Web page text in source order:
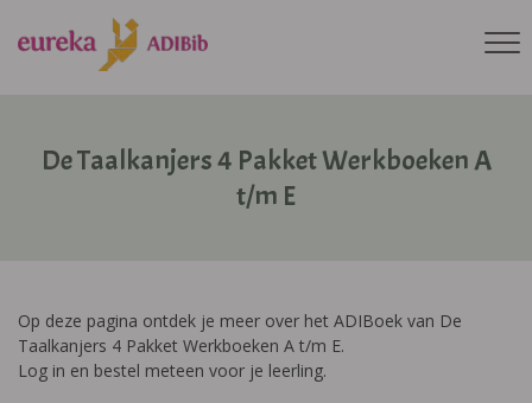
De Taalkanjers 4 Pakket Werkboeken A
t/m E
Op deze pagina ontdek je meer over het ADIBoek van De
Taalkanjers 4 Pakket Werkboeken A t/m E.
Log in en bestel meteen voor je leerling.